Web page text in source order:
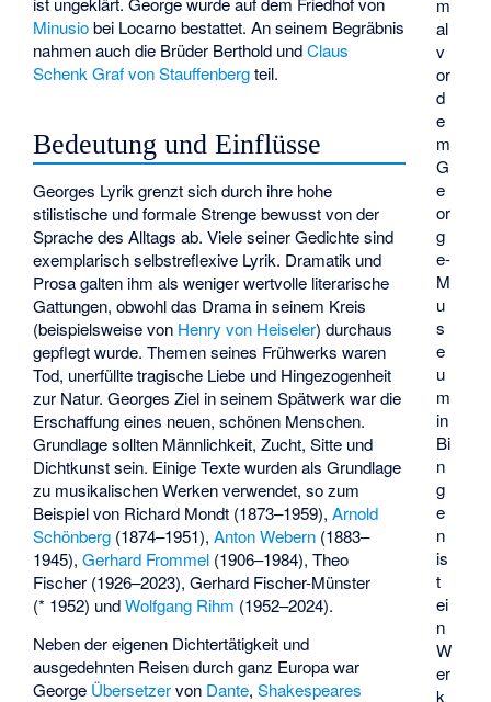
m
al
v
or
d
e
m
G
e
or
g
e-
M
u
s
e
u
m
in
Bi
n
g
e
n
is
t
ei
n
W
er
k
Minusiobei Locarno bestattet. An seinem Begräbnis
nahmen auch die Brüder Berthold undClaus
Schenk Graf von Stauffenbergteil.
Bedeutung und Einflüsse
Georges Lyrik grenzt sich durch ihre hohe
stilistische und formale Strenge bewusst von der
Sprache des Alltags ab. Viele seiner Gedichte sind
exemplarisch selbstreflexive Lyrik. Dramatik und
Prosa galten ihm als weniger wertvolle literarische
Gattungen, obwohl das Drama in seinem Kreis
(beispielsweise von Henry von Heiseler) durchaus
gepflegt wurde. Themen seines Frühwerks waren
Tod, unerfüllte tragische Liebe und Hingezogenheit
zur Natur. Georges Ziel in seinem Spätwerk war die
Erschaffung eines neuen, schönen Menschen.
Grundlage sollten Männlichkeit, Zucht, Sitte und
Dichtkunst sein. Einige Texte wurden als Grundlage
zu musikalischen Werken verwendet, so zum
Beispiel von Richard Mondt (1873–1959),Arnold
Schönberg (1874–1951),Anton Webern (1883–
1945),Gerhard Frommel (1906–1984),Theo
Fischer (1926–2023),Gerhard Fischer-Münster
(* 1952) undWolfgang Rihm (1952–2024).
Neben der eigenen Dichtertätigkeit und
ausgedehnten Reisen durch ganz Europa war
George Übersetzervon Dante,Shakespeares